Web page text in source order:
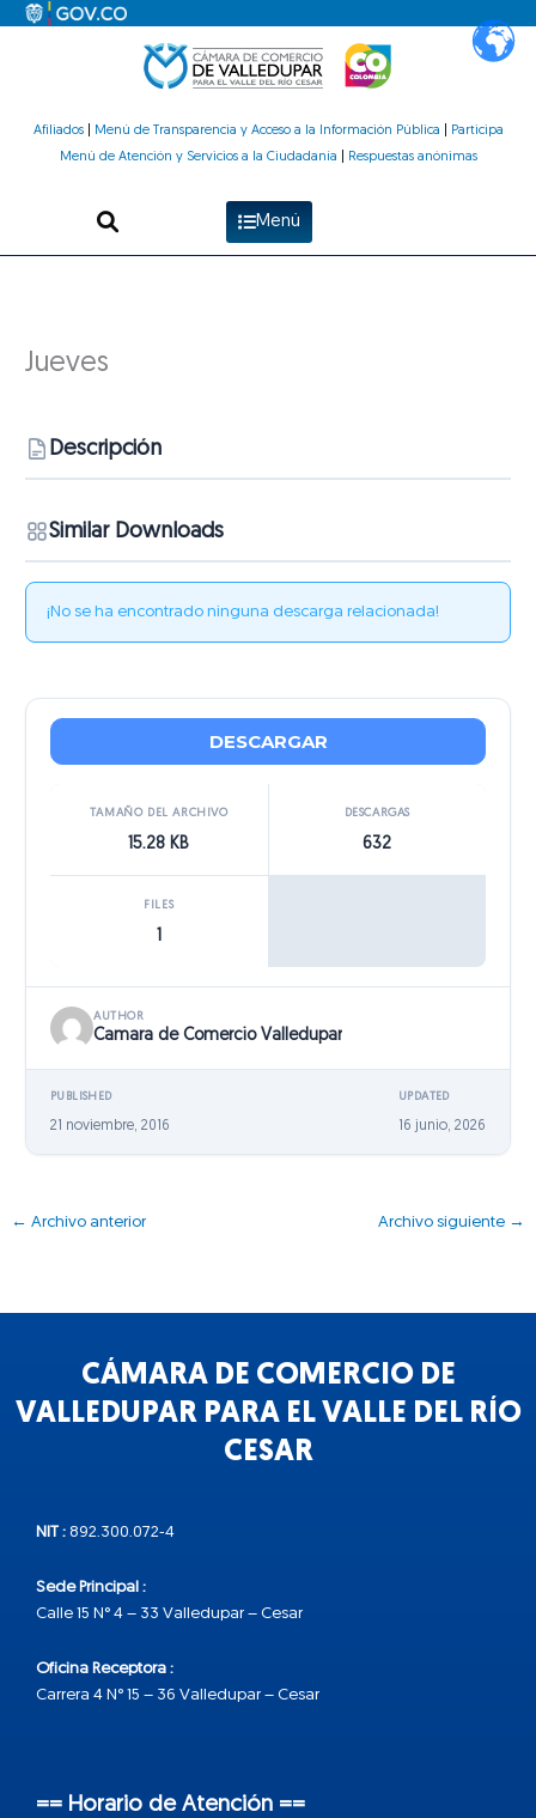
Afiliados| Menú de Transparencia y Acceso a la Información Pública
Participa
Menú de Atención y Servicios a la Ciudadanía
Respuestas anónimas
Menú
Jueves
Descripción
Similar Downloads
¡No se ha encontrado ninguna descarga relacionada!
DESCARGAR
TAMAÑO DEL ARCHIVO
15.28 KB
DESCARGAS
632
FILES
AUTHOR
Camara de Comercio Valledupar
PUBLISHED
21 noviembre, 2016
UPDATED
16 junio, 2026
← Archivo anterior Archivo siguiente →
CÁMARA DE COMERCIO DE
VALLEDUPAR PARA EL VALLE DEL RÍO
CESAR
NIT : 892.300.072-4
Sede Principal :
Calle 15 N° 4 – 33 Valledupar – Cesar
Oficina Receptora :
Carrera 4 N° 15 – 36 Valledupar – Cesar
== Horario de Atención ==